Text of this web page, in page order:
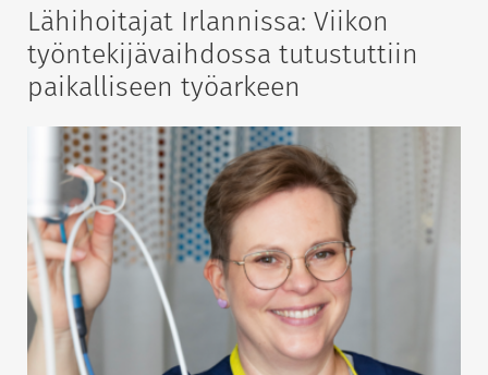
Lähihoitajat Irlannissa: Viikon
työntekijävaihdossa tutustuttiin
paikalliseen työarkeen